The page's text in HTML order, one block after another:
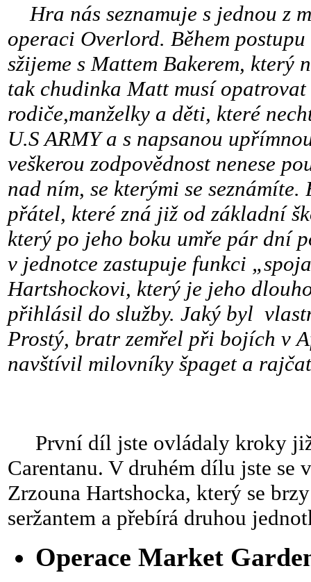
Hra nás seznamuje s jednou z
operaci Overlord. Během
sžijeme s Mattem Bakerem,
tak chudinka Matt musí
rodiče,manželky a děti, které
U.S ARMY a s napsanou
veškerou zodpovědnost nenese
nad ním, se kterými se
přátel, které zná již od základní
který po jeho boku umře pár dní
v jednotce zastupuje funkci
Hartshockovi, který je jeho
přihlásil do služby. Jaký byl
Prostý, bratr zemřel při bojích v
navštívil milovníky špaget a
První díl jste ovládaly kroky již
Carentanu. V druhém dílu jste
Zrzouna Hartshocka, který se
seržantem a přebírá druhou
Operace Market